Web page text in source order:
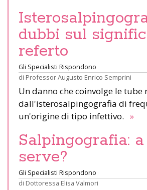
dubbi sul
referto
Gli Specialisti Rispondono
di Professor Augusto Enrico Semprini
Un danno che coinvolge le tube
dall'isterosalpingografia di
un'origine di tipo infettivo. »
Salpingografia:
serve?
Gli Specialisti Rispondono
di Dottoressa Elisa Valmori